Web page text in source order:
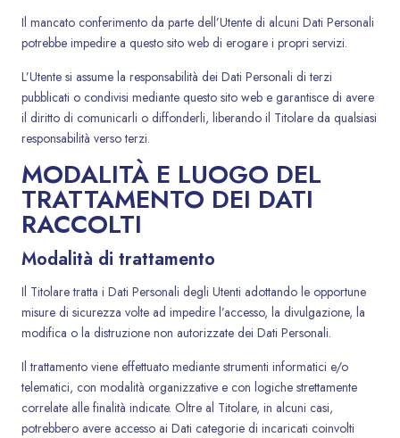
Il mancato conferimento da parte dell’Utente di alcuni Dati Personali
potrebbe impedire a questo sito web di erogare i propri servizi.
L’Utente si assume la responsabilità dei Dati Personali di terzi
pubblicati o condivisi mediante questo sito web e garantisce di avere
il diritto di comunicarli o diffonderli, liberando il Titolare da qualsiasi
responsabilità verso terzi.
MODALITÀ E LUOGO DEL
TRATTAMENTO DEI DATI
RACCOLTI
Modalità di trattamento
Il Titolare tratta i Dati Personali degli Utenti adottando le opportune
misure di sicurezza volte ad impedire l’accesso, la divulgazione, la
modifica o la distruzione non autorizzate dei Dati Personali.
Il trattamento viene effettuato mediante strumenti informatici e/o
telematici, con modalità organizzative e con logiche strettamente
correlate alle finalità indicate. Oltre al Titolare, in alcuni casi,
potrebbero avere accesso ai Dati categorie di incaricati coinvolti